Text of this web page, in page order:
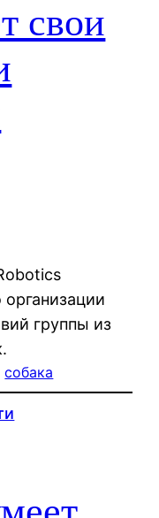
свои
группы из
собака